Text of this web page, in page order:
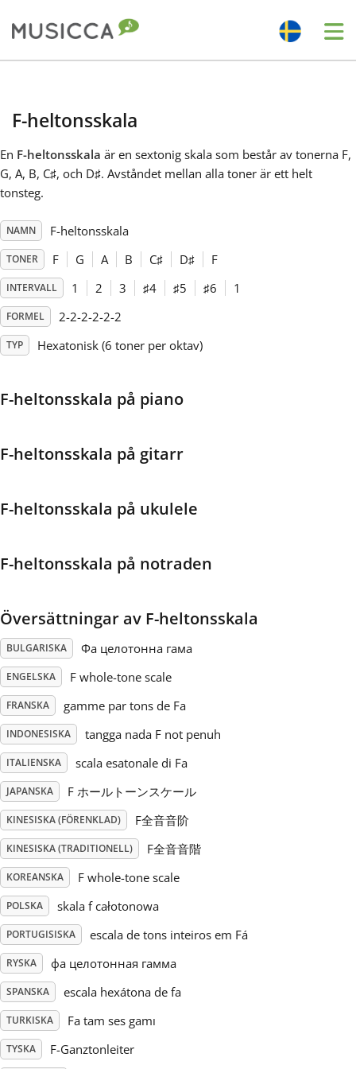
Dansk
Deutsch
English
Polski
Русский
Svenska
Tiếng Việt
Українська
简体中文
繁體中文
F-heltonsskala
En F-heltonsskala är en sextonig skala som består av tonerna F,
G, A, B, C♯, och D♯. Avståndet mellan alla toner är ett helt
tonsteg.
NAMN F-heltonsskala
TONER F G A B C♯ D♯ F
INTERVALL 1 2 3 ♯4 ♯5 ♯6 1
FORMEL 2-2-2-2-2-2
TYP Hexatonisk (6 toner per oktav)
F-heltonsskala på piano
F-heltonsskala på gitarr
F-heltonsskala på ukulele
F-heltonsskala på notraden
Översättningar av F-heltonsskala
BULGARISKA Фа целотонна гама
ENGELSKA F whole-tone scale
FRANSKA gamme par tons de Fa
INDONESISKA tangga nada F not penuh
ITALIENSKA scala esatonale di Fa
JAPANSKA F ホールトーンスケール
KINESISKA (FÖRENKLAD) F全音音阶
KINESISKA (TRADITIONELL) F全音音階
KOREANSKA F whole-tone scale
POLSKA skala f całotonowa
PORTUGISISKA escala de tons inteiros em Fá
RYSKA фа целотонная гамма
SPANSKA escala hexátona de fa
TURKISKA Fa tam ses gamı
TYSKA F-Ganztonleiter